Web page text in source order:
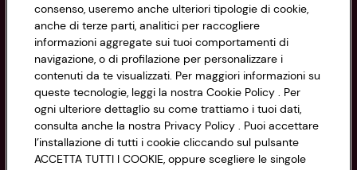
Cookie Policy
Impostazioni Cookie
Accessibilità
CONAD SOCIETÀ COOPERATIVA
Via Michelino, 59 | 40127 BOLOGNA
Codice Fiscale e Registro Imprese
di Bologna 00865960157
PARTITA IVA 03320960374
Servizio clienti
consenso, useremo anche ulteriori tipologie di cookie,
anche di terze parti, analitici per raccogliere
informazioni aggregate sui tuoi comportamenti di
navigazione, o di profilazione per personalizzare i
contenuti da te visualizzati. Per maggiori informazioni su
queste tecnologie, leggi la nostra Cookie Policy . Per
ogni ulteriore dettaglio su come trattiamo i tuoi dati,
consulta anche la nostra Privacy Policy . Puoi accettare
l’installazione di tutti i cookie cliccando sul pulsante
ACCETTA TUTTI I COOKIE, oppure scegliere le singole